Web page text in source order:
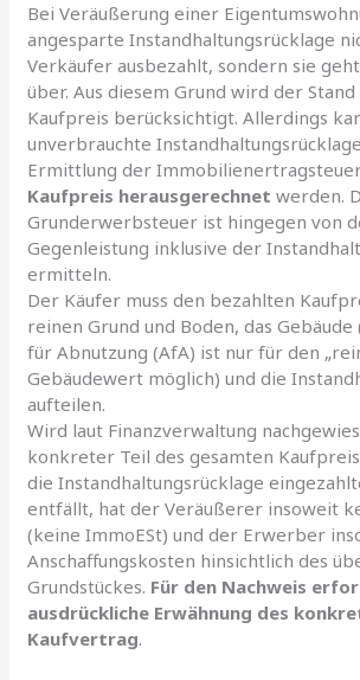
Bei Veräußerung einer
angesparte Instandhaltungsrücklage
Verkäufer ausbezahlt, sondern sie
über. Aus diesem Grund wird der
Kaufpreis berücksichtigt. Allerdings
unverbrauchte
Ermittlung der
Kaufpreis herausgerechnet werden.
Grunderwerbsteuer ist hingegen von
Gegenleistung inklusive der
ermitteln.
Der Käufer muss den bezahlten
reinen Grund und Boden, das
für Abnutzung (AfA) ist nur für den
Gebäudewert möglich) und die
aufteilen.
Wird laut Finanzverwaltung
konkreter Teil des gesamten
die Instandhaltungsrücklage
entfällt, hat der Veräußerer insoweit
(keine ImmoESt) und der Erwerber
Anschaffungskosten hinsichtlich des
Grundstückes. Für den Nachweis
ausdrückliche Erwähnung des
Kaufvertrag.